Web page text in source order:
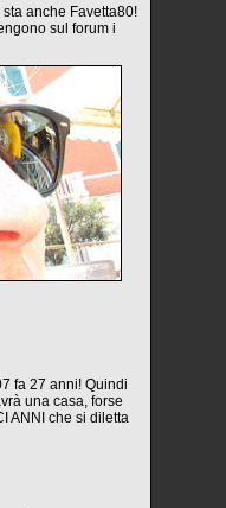
anche Favetta80!
sul forum i
fa 27 anni! Quindi
una casa, forse
ANNI che si diletta